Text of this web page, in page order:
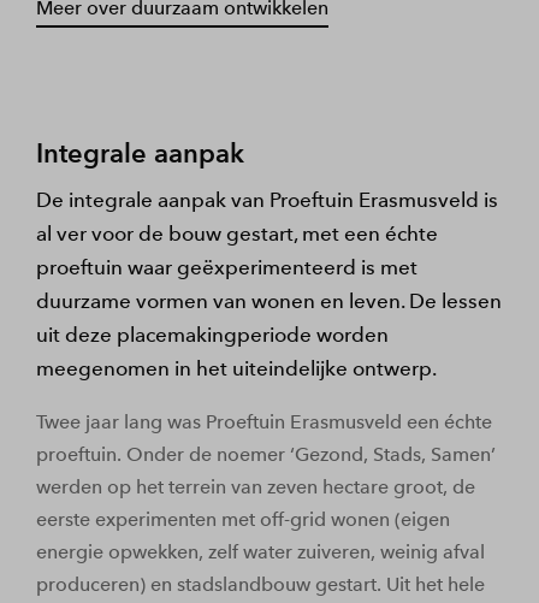
Meer over duurzaam ontwikkelen
Integrale aanpak
De integrale aanpak van Proeftuin Erasmusveld is
al ver voor de bouw gestart, met een échte
proeftuin waar geëxperimenteerd is met
duurzame vormen van wonen en leven. De lessen
uit deze placemakingperiode worden
meegenomen in het uiteindelijke ontwerp.
Twee jaar lang was Proeftuin Erasmusveld een échte
proeftuin. Onder de noemer ‘Gezond, Stads, Samen’
werden op het terrein van zeven hectare groot, de
eerste experimenten met off-grid wonen (eigen
energie opwekken, zelf water zuiveren, weinig afval
produceren) en stadslandbouw gestart. Uit het hele